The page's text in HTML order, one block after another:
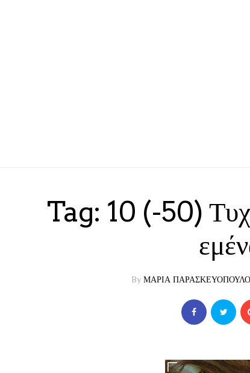
Tag: 10 (-50)
By ΜΑΡΙΑ